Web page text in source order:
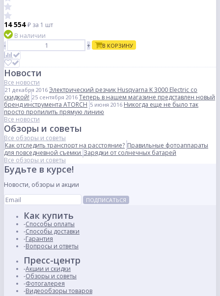
14 554₽ за 1 шт
В наличии
-
+ В КОРЗИНУ
Новости
Все новости
21 декабря 2016 Электрический резчик Husqvarna K 3000 Electric со
скидкой! 25 сентября 2016 Теперь в нашем магазине представлен новый
бренд инструмента ATORCH 5 июня 2016 Никогда еще не было так
просто пропилить прямую линию
Все новости
Обзоры и советы
Все обзоры и советы
Как отследить транспорт на расстояние? Правильные фотоаппараты
для повседневной съемки Зарядки от солнечных батарей
Все обзоры и советы
Будьте в курсе!
Новости, обзоры и акции
ПОДПИСАТЬСЯ
Как купить
Способы оплаты
Способы доставки
Гарантия
Вопросы и ответы
Пресс-центр
Акции и скидки
Обзоры и советы
Фотогалерея
Видеообзоры товаров